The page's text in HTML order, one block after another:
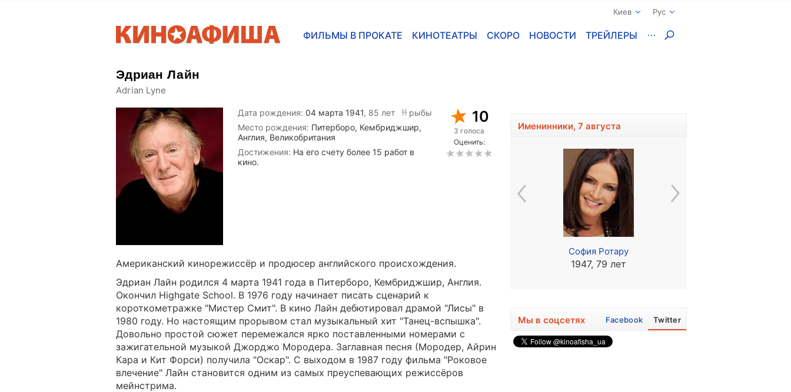
Киев Рус
ФИЛЬМЫ В ПРОКАТЕ КИНОТЕАТРЫ СКОРО НОВОСТИ ТРЕЙЛЕРЫ
Эдриан Лайн
Adrian Lyne
Дата рождения: 04 марта 1941, 85 лет
рыбы
Место рождения: Питерборо, Кембриджшир,
Англия, Великобритания
Достижения: На его счету более 15 работ в
кино.
10
3 голоса
Оценить:
Американский кинорежиссёр и продюсер английского происхождения.
Эдриан Лайн родился 4 марта 1941 года в Питерборо, Кембриджшир, Англия.
Окончил Highgate School. В 1976 году начинает писать сценарий к
короткометражке "Мистер Смит". В кино Лайн дебютировал драмой "Лисы" в
1980 году. Но настоящим прорывом стал музыкальный хит "Танец-вспышка".
Довольно простой сюжет перемежался ярко поставленными номерами с
зажигательной музыкой Джорджо Мородера. Заглавная песня (Мородер, Айрин
Кара и Кит Форси) получила "Оскар". С выходом в 1987 году фильма "Роковое
влечение" Лайн становится одним из самых преуспевающих режиссёров
мейнстрима.
Именинники, 7 августа
1982, 44 года
София Ротару
1947, 79 лет
Мы в соцсетях Facebook Twitter